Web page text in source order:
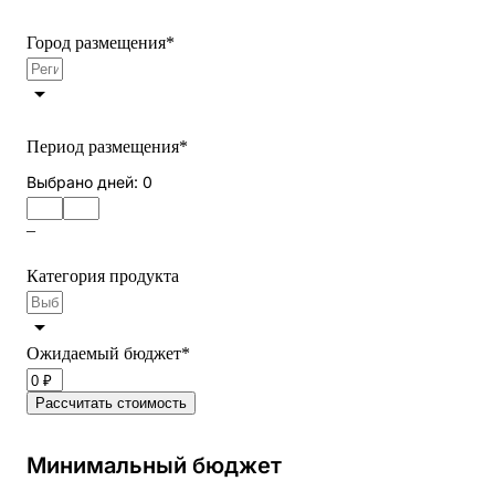
Город размещения*
Период размещения*
Выбрано дней: 0
–
Категория продукта
Ожидаемый бюджет*
Рассчитать стоимость
Минимальный бюджет